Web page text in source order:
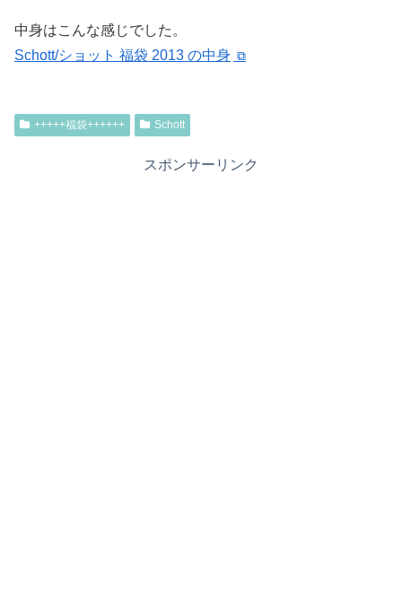
中身はこんな感じでした。
Schott/ショット 福袋 2013 の中身
+++++福袋++++++ Schott
スポンサーリンク